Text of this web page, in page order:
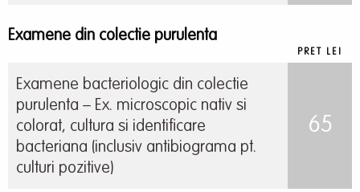
Examene din colectie purulenta
PRET LEI
Examene bacteriologic din colectie
purulenta – Ex. microscopic nativ si
colorat, cultura si identificare
bacteriana (inclusiv antibiograma pt.
culturi pozitive)
65